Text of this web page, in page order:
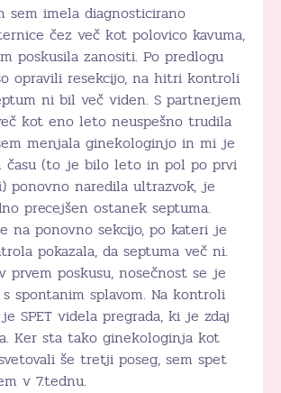
sem imela diagnosticirano
čez več kot polovico kavuma,
poskusila zanositi. Po predlogu
opravili resekcijo, na hitri kontroli
ni bil več viden. S partnerjem
kot eno leto neuspešno trudila
menjala ginekologinjo in mi je
času (to je bilo leto in pol po prvi
ponovno naredila ultrazvok, je
precejšen ostanek septuma.
na ponovno sekcijo, po kateri je
pokazala, da septuma več ni.
prvem poskusu, nosečnost se je
spontanim splavom. Na kontroli
SPET videla pregrada, ki je zdaj
Ker sta tako ginekologinja kot
še tretji poseg, sem spet
v 7.tednu.